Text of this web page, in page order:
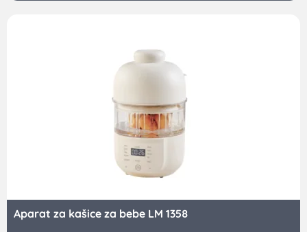
Aparat za kašice za bebe LM 1358